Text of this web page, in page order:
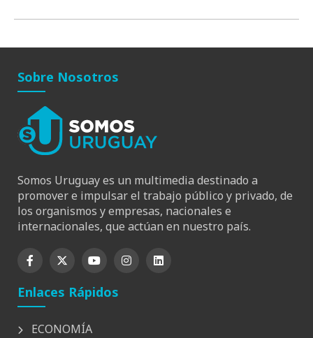
Sobre Nosotros
Somos Uruguay es un multimedia destinado a
promover e impulsar el trabajo público y privado, de
los organismos y empresas, nacionales e
internacionales, que actúan en nuestro país.
Enlaces Rápidos
ECONOMÍA